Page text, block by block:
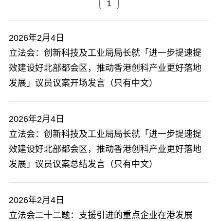
2026年2月4日
立法会：创新科技及工业局局长就「进一步提速提
效建设好北部都会区，推动香港创科产业更好落地
发展」议员议案开场发言（只有中文）
2026年2月4日
立法会：创新科技及工业局局长就「进一步提速提
效建设好北部都会区，推动香港创科产业更好落地
发展」议员议案总结发言（只有中文）
2026年2月4日
​立法会二十二题：支援引进的重点企业在港发展